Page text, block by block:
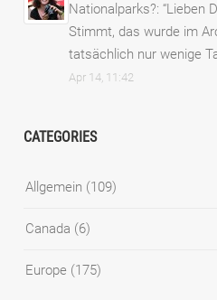
Nationalparks?: “Lieben
Stimmt, das wurde im
tatsächlich nur wenige
Apr 14, 11:42
CATEGORIES
Allgemein (109)
Canada (6)
Europe (175)